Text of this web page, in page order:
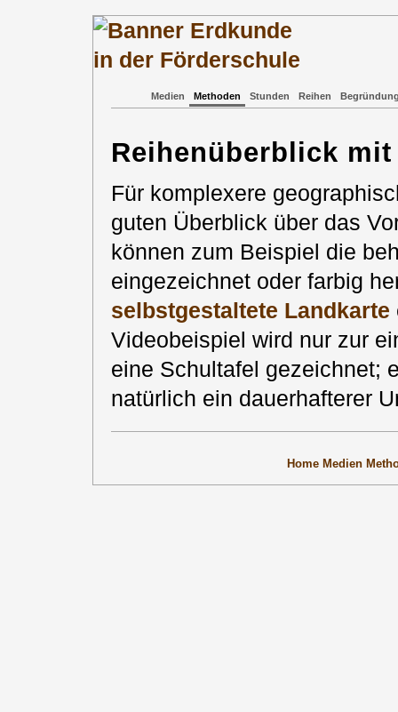
Medien Methoden Stunden Reihen
Reihenüberblick mit
Für komplexere
guten Überblick über das
können zum Beispiel die
eingezeichnet oder farbig
selbstgestaltete Landkarte
Videobeispiel wird nur zur
eine Schultafel gezeichnet;
natürlich ein dauerhafterer
Home Medien